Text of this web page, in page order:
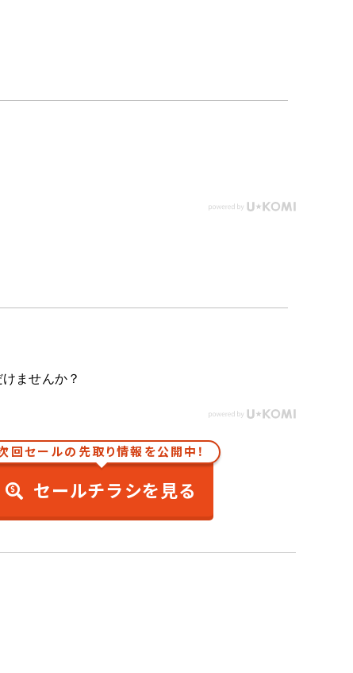
ませんか？
回セールの先取り情報を公開中！
セールチラシを見る